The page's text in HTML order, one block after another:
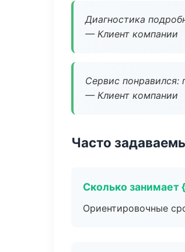
Диагностика
— Клиент компании
Сервис понравился:
— Клиент компании
Часто
Сколько занимает
Ориентировочные